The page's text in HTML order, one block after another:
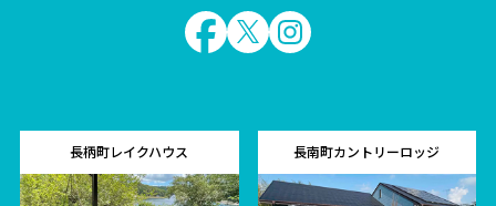
長柄町レイクハウス 長南町カントリーロッジ